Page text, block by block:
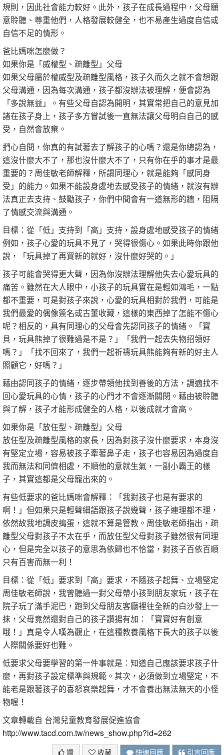
規則，因此社會能力較好。此外，孩子在成長過程中，父母願
意聆聽、尊重他們，人格發展較健全，也不易產生過度自信或
自信不足的情形。
爸比媽咪怎麼做？
如果你是「威權型、疏離型」父母
如果父母屬於權威型及疏離型風格，孩子久而久之就不會想跟
父母溝通，因為每次溝通，孩子都沒辦法被理解，便會認為
「多說無益」。有些父母自認為開明，其實常把自己的意見加
諸在孩子身上，孩子多方嘗試後一直無法讓父母明白自己的感
受，自然會放棄。
捫心自問，你真的有試著去了解孩子的心嗎？還是你總認為，
這沒什麼大不了，那也沒什麼大不了，只有你在乎的事才是最
重要的？周佳敏老師解釋，所謂同理心，就是能夠「感同身
受」的能力。如果不能設身處地去感受孩子的情緒，就沒有辦
法真正去支持、鼓勵孩子，你們中間會有一道無形的牆，阻隔
了情感交流與溝通。
目標：從「低」支持到「高」支持，設身處地感受孩子的情緒
例如，孩子心愛的玩具不見了，哭得很傷心。如果此時你跟他
說，「玩具掉了再買新的就好，沒什麼好哭的。」
孩子可能會哭得更大聲，因為你沒辦法理解他失去心愛玩具的
痛苦。雖然在大人眼中，小孩子的玩具實在是輕如鴻毛，一點
都不重要，可是對孩子來說，心愛的玩具相對於我們，可能是
我們最愛的偶像簽名或古董收藏，這樣的東西掉了怎能不傷心
呢？相反的，具有同理心的父母會先認同孩子的情緒。「寶
貝，玩具熊掉了很難過是不是？」「我們一起去失物招領好
嗎？」「找不回來了，我們一起祈禱玩具熊能夠有新的好主人
照顧它，好嗎？」
藉由認同孩子的情緒，逐步帶領他找到善後的方法，調適找不
回心愛玩具的心情，孩子的心門才不會逐漸關閉。藉由被聆聽
與了解，孩子才能形成健全的人格，以後成就才會高。
如果你是「放任型、疏離型」父母
放任型及疏離型風格的家長，因為對孩子沒什麼要求，本身沒
有堅定立場，容易被孩子牽著鼻子走，孩子也容易因為過度自
我而無法和同儕相處，不順他的意就生氣，一副小霸王的樣
子，其實這都是父母寵出來的。
有些低要求的爸比媽咪會解釋：「我對孩子也是有要求的
啊！」但如果只是輕聲細語跟孩子說幾聲，孩子連理都不理，
依然故我地調皮搗蛋，這就不算是管教。周佳敏老師指出，疏
離型父母對孩子不太在乎，而放任型父母對孩子雖然很有同理
心，但是完全以孩子的意思為依歸也不恰當，對孩子百依百順
只有百害而無一利！
目標：從「低」要求到「高」要求，不隨孩子起舞、立場堅定
周佳敏老師說，我曾聽過一對父母帶小孩到朋友家玩，孩子在
院子玩了滿手泥巴，跑到父母朋友客廳裡往全新的白沙發上一
抹，父母竟然還對自己的孩子讚揚有加：「寶寶好有創意
哦！」真是令人嘆為觀止，在這種教養風格下長大的孩子以後
人際關係要好也難。
低要求父母要學習的第一件事就是：知道自己應該要求孩子什
麼，再對孩子設定標準與規範。其次，必須做到立場堅定，不
能老是跟著孩子的喜怒哀樂起舞，才不會養出無法無天的小怪
物喔！
文章轉載自 台灣兒童教育發展促進協會
http://www.tacd.com.tw/news_show.php?id=262
讚 收藏 快速回應 引言回應